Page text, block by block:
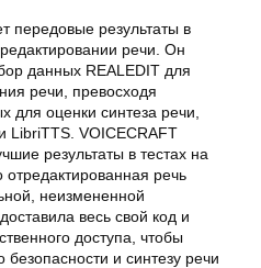
передовые результаты в
речи. Он
данных REALEDIT для
речи, превосходя
оценки синтеза речи,
LibriTTS. VOICECRAFT
результаты в тестах на
отредактированная речь
неизмененной
весь свой код и
доступа, чтобы
и синтезу речи